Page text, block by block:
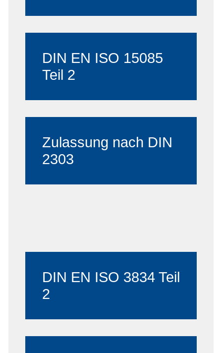
DIN EN ISO 15085
Teil 2
Zulassung nach DIN
2303
DIN EN ISO 3834 Teil
2